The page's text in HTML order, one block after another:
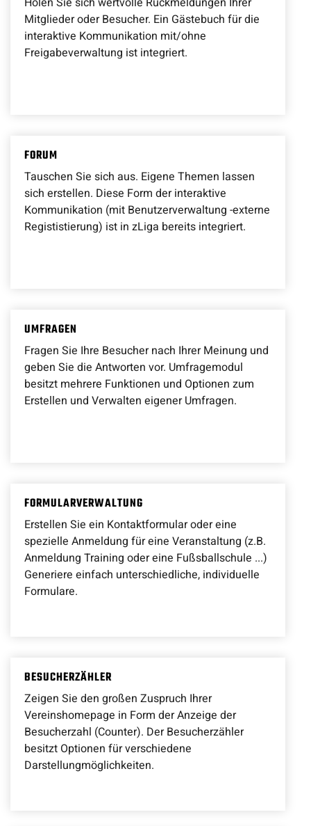
Mitglieder oder Besucher. Ein Gästebuch für die
interaktive Kommunikation mit/ohne
Freigabeverwaltung ist integriert.
FORUM
Tauschen Sie sich aus. Eigene Themen lassen
sich erstellen. Diese Form der interaktive
Kommunikation (mit Benutzerverwaltung -externe
Regististierung) ist in zLiga bereits integriert.
UMFRAGEN
Fragen Sie Ihre Besucher nach Ihrer Meinung und
geben Sie die Antworten vor. Umfragemodul
besitzt mehrere Funktionen und Optionen zum
Erstellen und Verwalten eigener Umfragen.
FORMULARVERWALTUNG
Erstellen Sie ein Kontaktformular oder eine
spezielle Anmeldung für eine Veranstaltung (z.B.
Anmeldung Training oder eine Fußsballschule ...)
Generiere einfach unterschiedliche, individuelle
Formulare.
BESUCHERZÄHLER
Zeigen Sie den großen Zuspruch Ihrer
Vereinshomepage in Form der Anzeige der
Besucherzahl (Counter). Der Besucherzähler
besitzt Optionen für verschiedene
Darstellungmöglichkeiten.